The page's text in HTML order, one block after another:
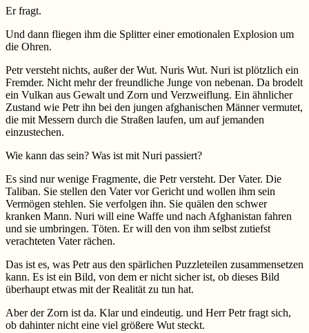
Er fragt.
Und dann fliegen ihm die Splitter einer emotionalen Explosion um
die Ohren.
Petr versteht nichts, außer der Wut. Nuris Wut. Nuri ist plötzlich ein
Fremder. Nicht mehr der freundliche Junge von nebenan. Da brodelt
ein Vulkan aus Gewalt und Zorn und Verzweiflung. Ein ähnlicher
Zustand wie Petr ihn bei den jungen afghanischen Männer vermutet,
die mit Messern durch die Straßen laufen, um auf jemanden
einzustechen.
Wie kann das sein? Was ist mit Nuri passiert?
Es sind nur wenige Fragmente, die Petr versteht. Der Vater. Die
Taliban. Sie stellen den Vater vor Gericht und wollen ihm sein
Vermögen stehlen. Sie verfolgen ihn. Sie quälen den schwer
kranken Mann. Nuri will eine Waffe und nach Afghanistan fahren
und sie umbringen. Töten. Er will den von ihm selbst zutiefst
verachteten Vater rächen.
Das ist es, was Petr aus den spärlichen Puzzleteilen zusammensetzen
kann. Es ist ein Bild, von dem er nicht sicher ist, ob dieses Bild
überhaupt etwas mit der Realität zu tun hat.
Aber der Zorn ist da. Klar und eindeutig. und Herr Petr fragt sich,
ob dahinter nicht eine viel größere Wut steckt.